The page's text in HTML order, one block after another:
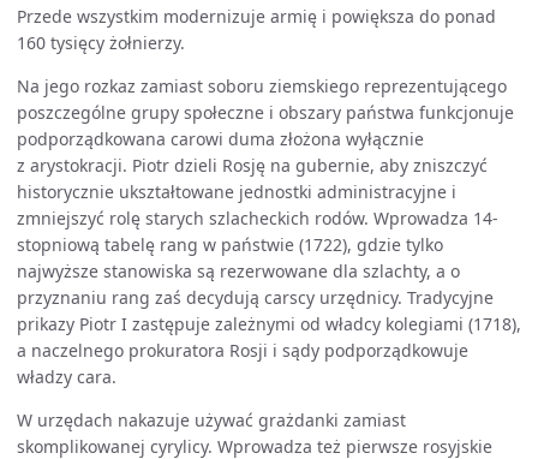
Przede wszystkim modernizuje armię i powiększa do ponad
160 tysięcy żołnierzy.
Na jego rozkaz zamiast soboru ziemskiego reprezentującego
poszczególne grupy społeczne i obszary państwa funkcjonuje
podporządkowana carowi duma złożona wyłącznie
z arystokracji. Piotr dzieli Rosję na gubernie, aby zniszczyć
historycznie ukształtowane jednostki administracyjne i
zmniejszyć rolę starych szlacheckich rodów. Wprowadza 14-
stopniową tabelę rang w państwie (1722), gdzie tylko
najwyższe stanowiska są rezerwowane dla szlachty, a o
przyznaniu rang zaś decydują carscy urzędnicy. Tradycyjne
prikazy Piotr I zastępuje zależnymi od władcy kolegiami (1718),
a naczelnego prokuratora Rosji i sądy podporządkowuje
władzy cara.
W urzędach nakazuje używać grażdanki zamiast
skomplikowanej cyrylicy. Wprowadza też pierwsze rosyjskie